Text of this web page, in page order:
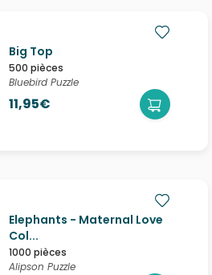
Big Top
500 pièces
Bluebird Puzzle
11,95€
Elephants - Maternal Love
Col...
1000 pièces
Alipson Puzzle